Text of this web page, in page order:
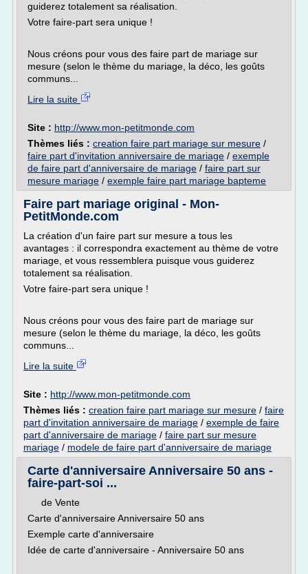
guiderez totalement sa réalisation.
Votre faire-part sera unique !
Nous créons pour vous des faire part de mariage sur
mesure (selon le thème du mariage, la déco, les goûts
communs...
Lire la suite
Site : http://www.mon-petitmonde.com
Thèmes liés : creation faire part mariage sur mesure /
faire part d'invitation anniversaire de mariage / exemple
de faire part d'anniversaire de mariage / faire part sur
mesure mariage / exemple faire part mariage bapteme
Faire part mariage original - Mon-
PetitMonde.com
La création d'un faire part sur mesure a tous les
avantages : il correspondra exactement au thème de votre
mariage, et vous ressemblera puisque vous guiderez
totalement sa réalisation.
Votre faire-part sera unique !
Nous créons pour vous des faire part de mariage sur
mesure (selon le thème du mariage, la déco, les goûts
communs...
Lire la suite
Site : http://www.mon-petitmonde.com
Thèmes liés : creation faire part mariage sur mesure / faire
part d'invitation anniversaire de mariage / exemple de faire
part d'anniversaire de mariage / faire part sur mesure
mariage / modele de faire part d'anniversaire de mariage
Carte d'anniversaire Anniversaire 50 ans -
faire-part-soi ...
de Vente
Carte d'anniversaire Anniversaire 50 ans
Exemple carte d'anniversaire
Idée de carte d'anniversaire - Anniversaire 50 ans